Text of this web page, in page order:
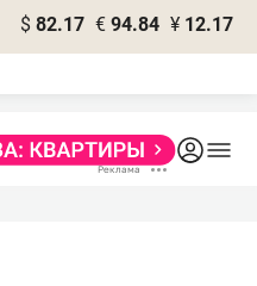
$ 82.17 € 94.84 ¥ 12.17